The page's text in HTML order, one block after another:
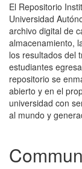
El Repositorio
Universidad
archivo digital de
almacenamiento,
los resultados del
estudiantes
repositorio se
abierto y en el
universidad con
al mundo y